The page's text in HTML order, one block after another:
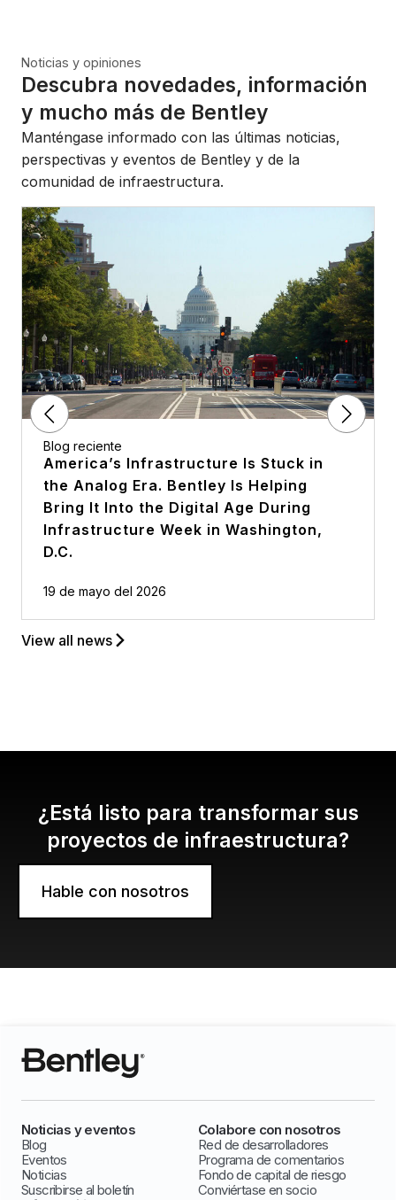
Noticias y opiniones
Descubra novedades, información
y mucho más de Bentley
Manténgase informado con las últimas noticias,
perspectivas y eventos de Bentley y de la
comunidad de infraestructura.
Blog reciente
America’s Infrastructure Is Stuck in
the Analog Era. Bentley Is Helping
Bring It Into the Digital Age During
Infrastructure Week in Washington,
D.C.
19 de mayo del 2026
View all news
¿Está listo para transformar sus
proyectos de infraestructura?
Hable con nosotros
Noticias y eventos
Blog
Eventos
Noticias
Suscribirse al boletín
Colabore con nosotros
Red de desarrolladores
Programa de comentarios
Fondo de capital de riesgo
Conviértase en socio